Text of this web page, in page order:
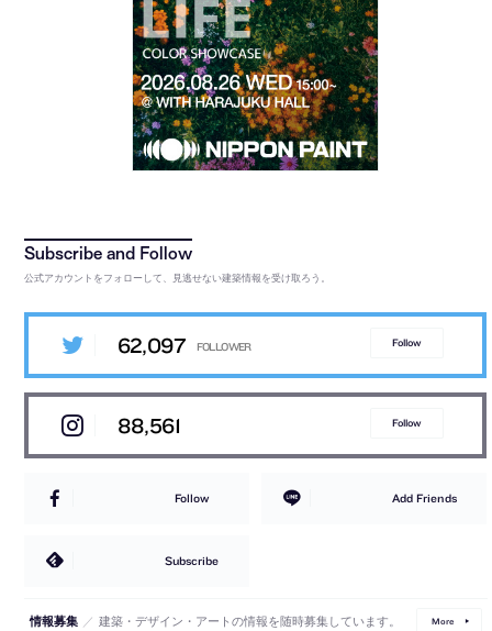
公式アカウントをフォローして、見逃せない建築情報を受け取ろう。
62,097 Follow
88,561 Follow
Follow Add Friends
Subscribe
情報募集 ／ 建築・デザイン・アートの情報を随時募集しています。 More